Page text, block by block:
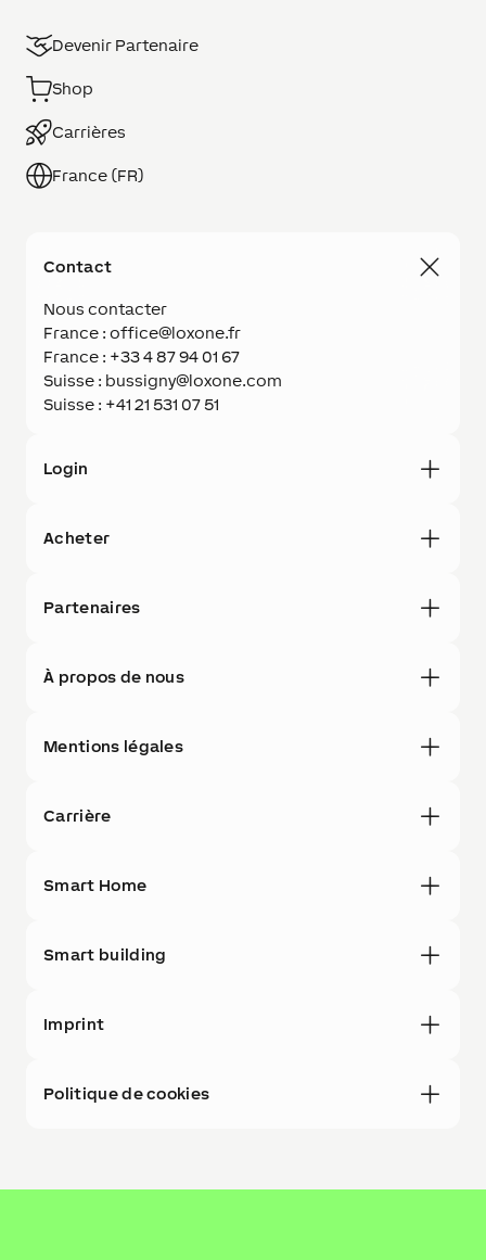
Devenir Partenaire
Shop
Carrières
France (FR)
Contact
Nous contacter
France : office@loxone.fr
France : +33 4 87 94 01 67
Suisse : bussigny@loxone.com
Suisse : +41 21 531 07 51
Login
Acheter
Partenaires
À propos de nous
Mentions légales
Carrière
Smart Home
Smart building
Imprint
Politique de cookies